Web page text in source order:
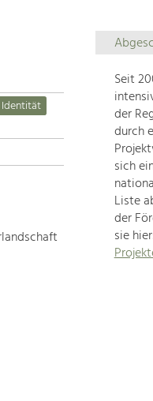
in
ist
Identität
Seit
der
durch
sich
Liste
der
sie